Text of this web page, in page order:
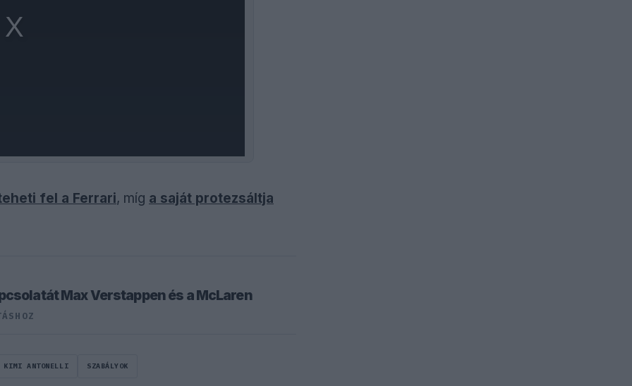
fel a Ferrari, míg a saját protezsáltja
Max Verstappen és a McLaren
KIMI ANTONELLI SZABÁLYOK